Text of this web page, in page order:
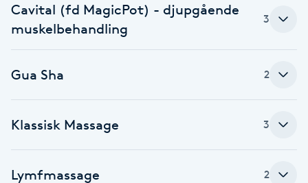
Blowout
Brynformning
Brynplockning
Cavital (fd MagicPot) - djupgående
muskelbehandling
3
Gua Sha 2
Klassisk Massage 3
Lymfmassage 2